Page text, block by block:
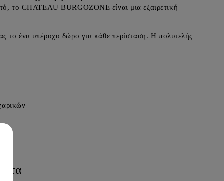
το CHATEAU BURGOZONE είναι μια εξαιρετική
το ένα υπέροχο δώρο για κάθε περίσταση. Η πολυτελής